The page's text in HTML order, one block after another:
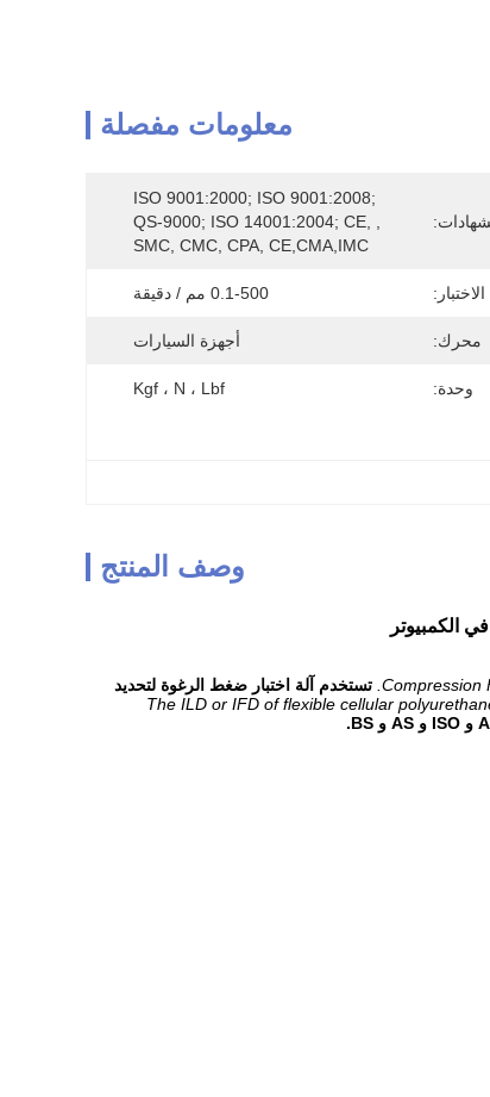
معلومات مفصلة
ISO 9001:2000; ISO 9001:2008;
QS-9000; ISO 14001:2004; CE, ,
SMC, CMC, CPA, CE,CMA,IMC
0.1-500 مم / دقيقة
محرك: أجهزة السيارات
وحدة: Kgf ، N ، Lbf
وصف المنتج
Compression تستخدم آلة اختبار ضغط الرغوة لتحديد
The ILD or IFD of flexible cellular